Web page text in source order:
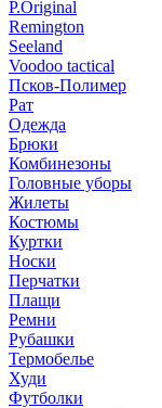
P.Original
Remington
Seeland
Voodoo tactical
Псков-Полимер
Рат
Одежда
Брюки
Комбинезоны
Головные уборы
Жилеты
Костюмы
Куртки
Носки
Перчатки
Плащи
Ремни
Рубашки
Термобелье
Худи
Футболки